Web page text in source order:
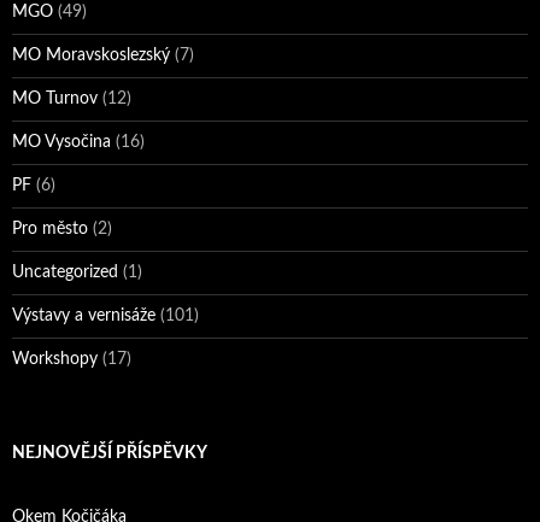
MGO (49)
MO Moravskoslezský (7)
MO Turnov (12)
MO Vysočina (16)
PF (6)
Pro město (2)
Uncategorized (1)
Výstavy a vernisáže (101)
Workshopy (17)
NEJNOVĚJŠÍ PŘÍSPĚVKY
Okem Kočičáka